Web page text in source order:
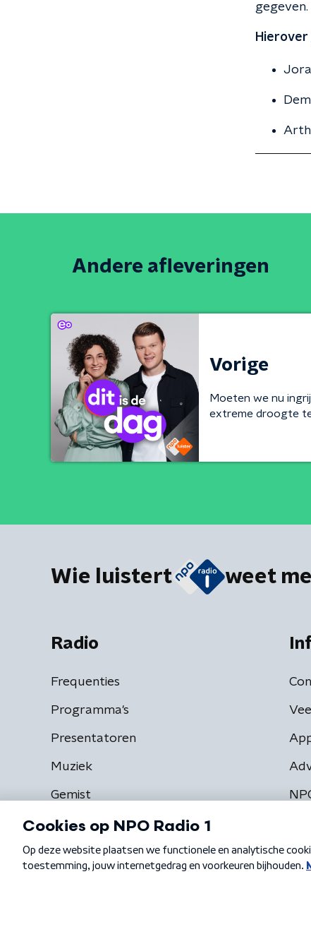
Hierover
Andere afleveringen
Vorige
Moeten we nu
extreme droogte
Wie luistert weet
Radio
Frequenties
Programma's
Presentatoren
Muziek
Gemist
Algemene voorwaarden Privacybeleid